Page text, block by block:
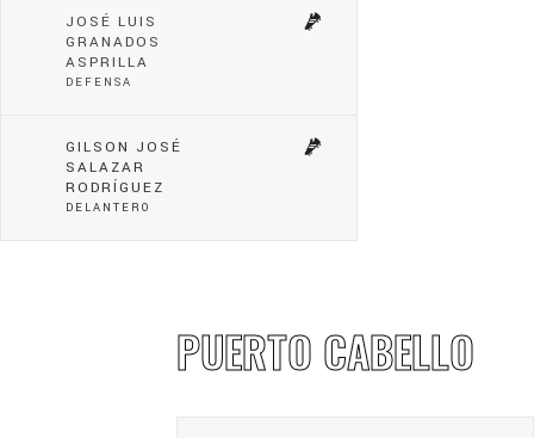
JOSÉ LUIS
GRANADOS
ASPRILLA
DEFENSA
GILSON JOSÉ
SALAZAR
RODRÍGUEZ
DELANTERO
PUERTO CABELLO